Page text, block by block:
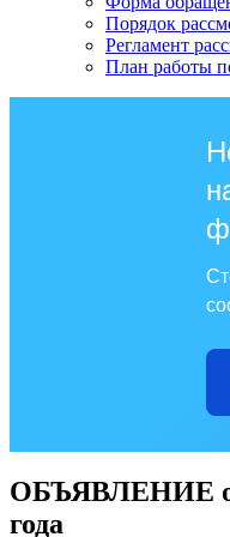
Порядок
Регламент
План работы
ОБЪЯВЛЕНИЕ о
года